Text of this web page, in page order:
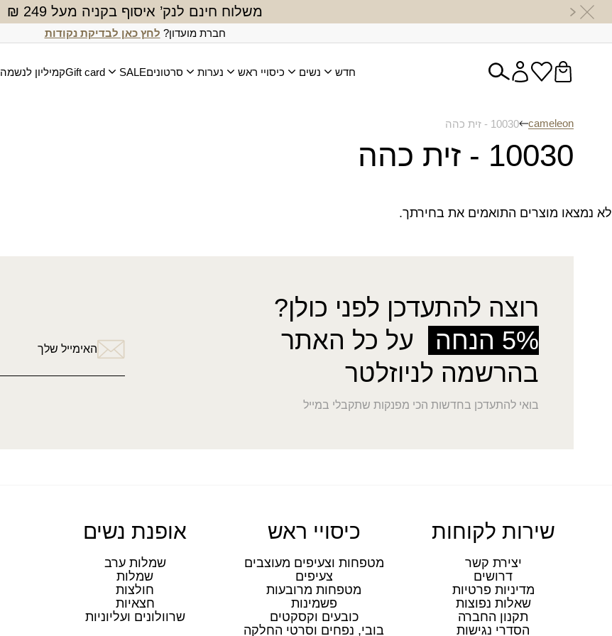
משלוח חינם לנק’ איסוף בקניה מעל 249 ₪
חברת מועדון? לחץ כאן לבדיקת נקודות
חדש נשים כיסויי ראש נערות סרטוניםSALE
Gift cardקמיליון לנשמה
cameleon 10030 - זית כהה
10030 - זית כהה
לא נמצאו מוצרים התואמים את בחירתך.
רוצה להתעדכן לפני כולן?
5% הנחה
על כל האתר
בהרשמה לניוזלטר
בואי להתעדכן בחדשות הכי מפנקות שתקבלי במייל
האימייל שלך
שירות לקוחות
יצירת קשר
דרושים
מדיניות פרטיות
שאלות נפוצות
תקנון החברה
הסדרי נגישות
כיסויי ראש
מטפחות וצעיפים מעוצבים
צעיפים
מטפחות מרובעות
פשמינות
כובעים וקסקטים
בובי, נפחים וסרטי החלקה
אופנת נשים
שמלות ערב
שמלות
חולצות
חצאיות
שרוולונים ועליוניות